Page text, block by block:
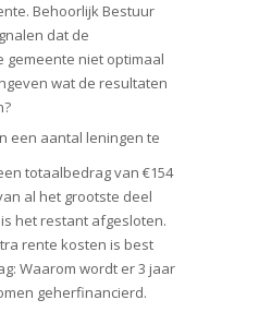
Behoorlijk Bestuur
dat de
niet optimaal
wat de resultaten
een aantal leningen te
totaalbedrag van €154
al het grootste deel
het restant afgesloten.
rente kosten is best
Waarom wordt er 3 jaar
geherfinancierd.